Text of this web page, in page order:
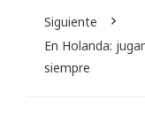
Siguiente
En Holanda:
siempre